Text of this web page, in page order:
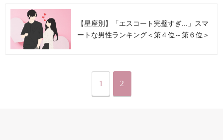
【星座別】「エスコート完璧すぎ...」スマ
ートな男性ランキング＜第４位～第６位＞
1 2